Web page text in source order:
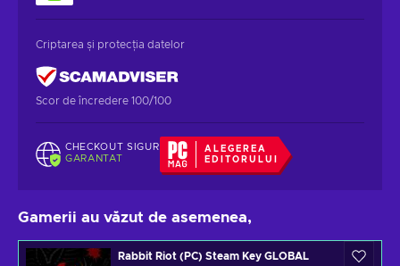
Criptarea și protecția datelor
Scor de încredere 100/100
CHECKOUT SIGUR
GARANTAT
ALEGEREA
EDITORULUI
Gamerii au văzut de asemenea,
Rabbit Riot (PC) Steam Key GLOBAL